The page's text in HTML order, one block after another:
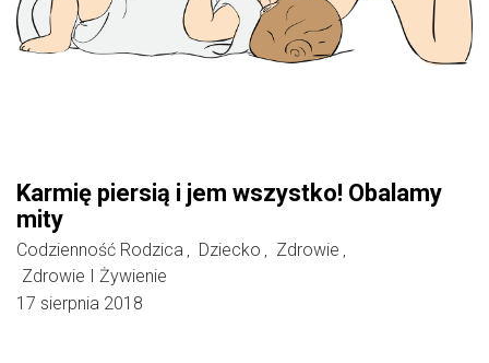
Karmię piersią i jem wszystko! Obalamy
mity
Codzienność Rodzica Dziecko Zdrowie
Zdrowie I Żywienie
17 sierpnia 2018